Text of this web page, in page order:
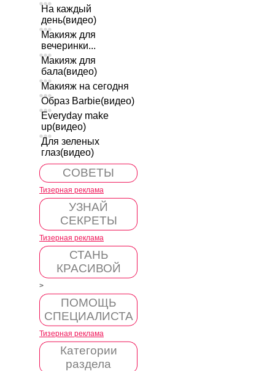
На каждый
день(видео)
Макияж для
вечеринки...
Макияж для
бала(видео)
Макияж на сегодня
Образ Barbie(видео)
Everyday make
up(видео)
Для зеленых
глаз(видео)
СОВЕТЫ
Тизерная реклама
УЗНАЙ
СЕКРЕТЫ
Тизерная реклама
СТАНЬ
КРАСИВОЙ
>
ПОМОЩЬ
СПЕЦИАЛИСТА
Тизерная реклама
Категории
раздела